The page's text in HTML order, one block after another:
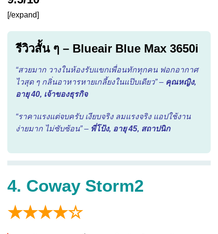
[/expand]
รีวิวสั้น ๆ – Blueair Blue Max 3650i
“สวยมาก วางในห้องรับแขกเพื่อนทักทุกคน ฟอกอากาศ
ไวสุด ๆ กลิ่นอาหารหายเกลี้ยงในแป๊บเดียว” – คุณหญิง,
อายุ 40, เจ้าของธุรกิจ
“ราคาแรงแต่จบครับ เงียบจริง ลมแรงจริง แอปใช้งาน
ง่ายมาก ไม่ซับซ้อน” – พี่โป้ง, อายุ 45, สถาปนิก
4. Coway Storm2
★★★★☆